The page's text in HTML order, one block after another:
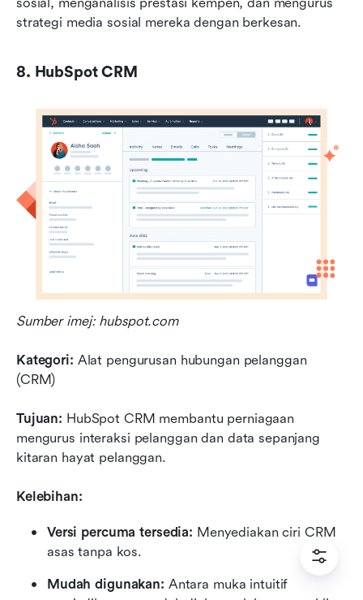
strategi media sosial mereka dengan berkesan.
8. HubSpot CRM
Sumber imej: hubspot.com
Kategori: Alat pengurusan hubungan pelanggan
(CRM)
Tujuan: HubSpot CRM membantu perniagaan
mengurus interaksi pelanggan dan data sepanjang
kitaran hayat pelanggan.
Kelebihan:
Versi percuma tersedia: Menyediakan ciri CRM
asas tanpa kos.
Mudah digunakan: Antara muka intuitif